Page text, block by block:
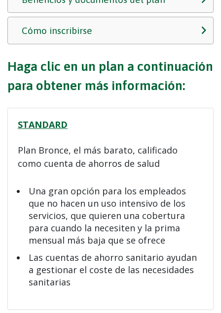
Cómo inscribirse
Haga clic en un plan a continuación
para obtener más información:
STANDARD
Plan Bronce, el más barato, calificado
como cuenta de ahorros de salud
Una gran opción para los empleados
que no hacen un uso intensivo de los
servicios, que quieren una cobertura
para cuando la necesiten y la prima
mensual más baja que se ofrece
Las cuentas de ahorro sanitario ayudan
a gestionar el coste de las necesidades
sanitarias